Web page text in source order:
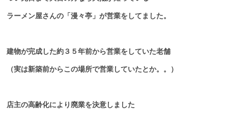
ラーメン屋さんの「漫々亭」が営業をしてました。
建物が完成した約３５年前から営業をしていた老舗
（実は新築前からこの場所で営業していたとか。。）
店主の高齢化により廃業を決意しました